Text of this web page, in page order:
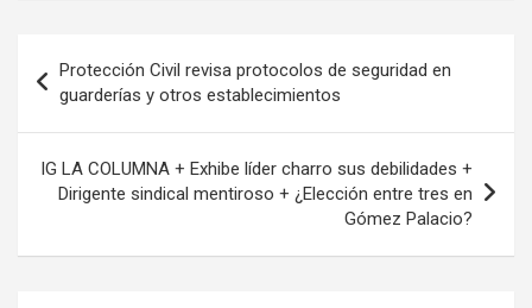
de
entradas
Protección Civil revisa protocolos de seguridad en
guarderías y otros establecimientos
IG LA COLUMNA + Exhibe líder charro sus debilidades +
Dirigente sindical mentiroso + ¿Elección entre tres en
Gómez Palacio?